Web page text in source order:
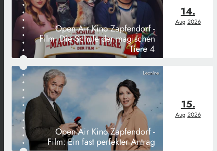
Open Air Kino Zapfendorf -
Film: Die Schule der magischen
Tiere 4
14.
Aug 2026
Leonine
Open Air Kino Zapfendorf -
Film: Ein fast perfekter Antrag
15.
Aug 2026